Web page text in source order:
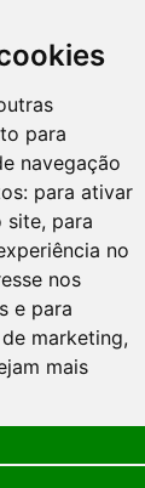
para
navegação
para ativar
site, para
no
nos
e para
marketing,
mais